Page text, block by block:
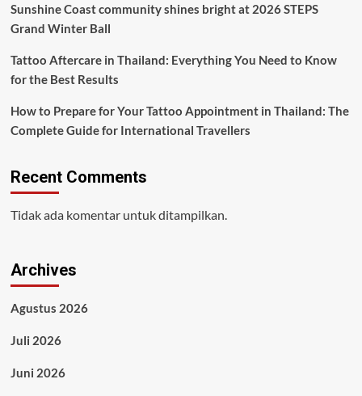
Sunshine Coast community shines bright at 2026 STEPS
Grand Winter Ball
Tattoo Aftercare in Thailand: Everything You Need to Know
for the Best Results
How to Prepare for Your Tattoo Appointment in Thailand: The
Complete Guide for International Travellers
Recent Comments
Tidak ada komentar untuk ditampilkan.
Archives
Agustus 2026
Juli 2026
Juni 2026